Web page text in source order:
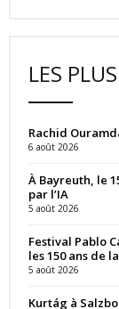
LES
Rachid
6 août 2026
À Bayreuth, le
par l’IA
5 août 2026
Festival Pablo
les 150 ans de
5 août 2026
Kurtág à